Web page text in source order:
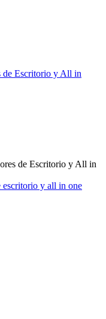
de Escritorio y All in
de Escritorio y All in
escritorio y all in one